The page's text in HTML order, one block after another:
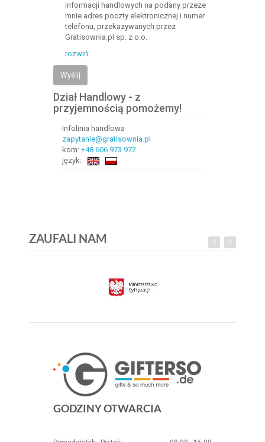
informacji handlowych na podany przeze
mnie adres poczty elektronicznej i numer
telefonu, przekazywanych przez
Gratisownia.pl sp. z o.o.
rozwiń
Wyślij
Dział Handlowy - z
przyjemnością pomożemy!
Infolinia handlowa
zapytanie@gratisownia.pl
kom: +48 606 973 972
język:
ZAUFALI NAM
GODZINY OTWARCIA